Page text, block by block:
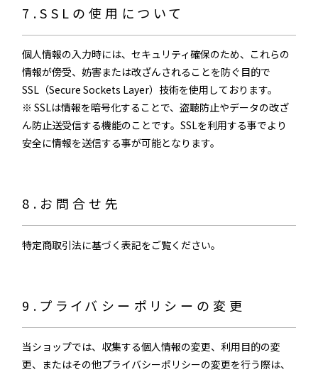
7.SSLの使用について
個人情報の入力時には、セキュリティ確保のため、これらの
情報が傍受、妨害または改ざんされることを防ぐ目的で
SSL（Secure Sockets Layer）技術を使用しております。
※ SSLは情報を暗号化することで、盗聴防止やデータの改ざ
ん防止送受信する機能のことです。SSLを利用する事でより
安全に情報を送信する事が可能となります。
8.お問合せ先
特定商取引法に基づく表記をご覧ください。
9.プライバシーポリシーの変更
当ショップでは、収集する個人情報の変更、利用目的の変
更、またはその他プライバシーポリシーの変更を行う際は、